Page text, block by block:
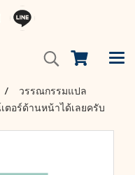
วรรณกรรมแปล
ตอร์ด้านหน้าได้เลยครับ